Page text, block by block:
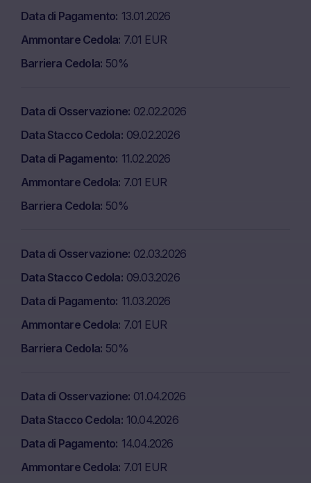
Data di Pagamento 13.01.2026
Ammontare Cedola 7.01 EUR
Barriera Cedola 50%
Data di Osservazione 02.02.2026
Data Stacco Cedola 09.02.2026
Data di Pagamento 11.02.2026
Ammontare Cedola 7.01 EUR
Barriera Cedola 50%
Data di Osservazione 02.03.2026
Data Stacco Cedola 09.03.2026
Data di Pagamento 11.03.2026
Ammontare Cedola 7.01 EUR
Barriera Cedola 50%
Data di Osservazione 01.04.2026
Data Stacco Cedola 10.04.2026
Data di Pagamento 14.04.2026
Ammontare Cedola 7.01 EUR